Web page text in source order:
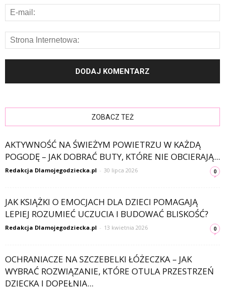
ZOBACZ TEŻ
AKTYWNOŚĆ NA ŚWIEŻYM POWIETRZU W KAŻDĄ
POGODĘ – JAK DOBRAĆ BUTY, KTÓRE NIE OBCIERAJĄ...
Redakcja Dlamojegodziecka.pl - 30 lipca 2026 0
JAK KSIĄŻKI O EMOCJACH DLA DZIECI POMAGAJĄ
LEPIEJ ROZUMIEĆ UCZUCIA I BUDOWAĆ BLISKOŚĆ?
Redakcja Dlamojegodziecka.pl - 13 kwietnia 2026 0
OCHRANIACZE NA SZCZEBELKI ŁÓŻECZKA – JAK
WYBRAĆ ROZWIĄZANIE, KTÓRE OTULA PRZESTRZEŃ
DZIECKA I DOPEŁNIA...